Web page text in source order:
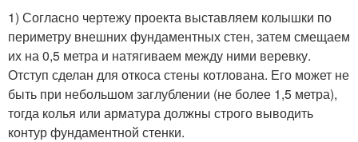
1) Согласно чертежу проекта выставляем колышки по
периметру внешних фундаментных стен, затем смещаем
их на 0,5 метра и натягиваем между ними веревку.
Отступ сделан для откоса стены котлована. Его может не
быть при небольшом заглублении (не более 1,5 метра),
тогда колья или арматура должны строго выводить
контур фундаментной стенки.